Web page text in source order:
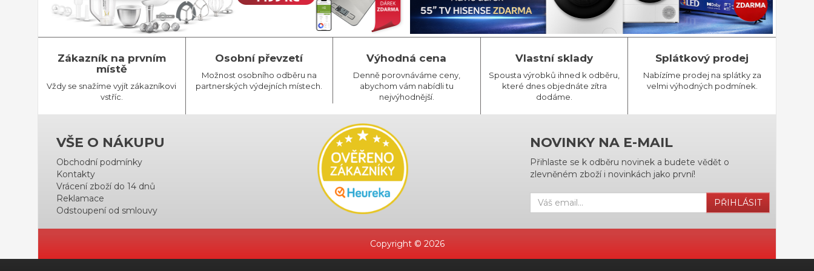
Zákazník na prvním
místě
Vždy se snažíme vyjít zákazníkovi
vstříc.
Osobní převzetí
Možnost osobního odběru na
partnerských výdejních místech.
Výhodná cena
Denně porovnáváme ceny,
abychom vám nabídli tu
nejvýhodnější.
Vlastní sklady
Spousta výrobků ihned k odběru,
které dnes objednáte zítra
dodáme.
Splátkový prodej
Nabízíme prodej na splátky za
velmi výhodných podmínek.
VŠE O NÁKUPU
Obchodní podmínky
Kontakty
Vrácení zboží do 14 dnů
Reklamace
Odstoupení od smlouvy
NOVINKY NA E-MAIL
Přihlaste se k odběru novinek a budete vědět o
zlevněném zboží i novinkách jako první!
PŘIHLÁSIT
Copyright © 2026